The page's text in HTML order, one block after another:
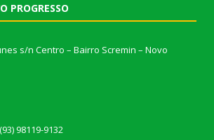
PROGRESSO
s/n Centro – Bairro Scremin – Novo
98119-9132